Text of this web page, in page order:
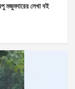
মজুমদারের লেখা বই